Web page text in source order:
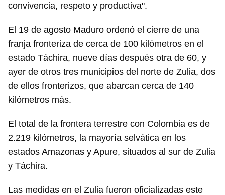
convivencia, respeto y productiva".
El 19 de agosto Maduro ordenó el cierre de una
franja fronteriza de cerca de 100 kilómetros en el
estado Táchira, nueve días después otra de 60, y
ayer de otros tres municipios del norte de Zulia, dos
de ellos fronterizos, que abarcan cerca de 140
kilómetros más.
El total de la frontera terrestre con Colombia es de
2.219 kilómetros, la mayoría selvática en los
estados Amazonas y Apure, situados al sur de Zulia
y Táchira.
Las medidas en el Zulia fueron oficializadas este